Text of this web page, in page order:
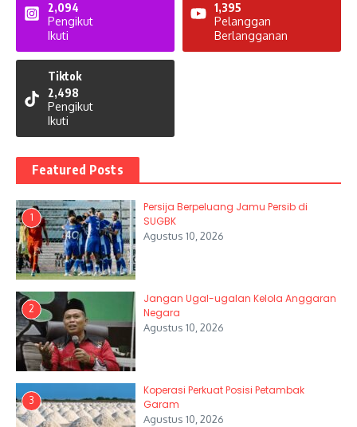
2,094
Pengikut
Ikuti
1,395
Pelanggan
Berlangganan
Tiktok
2,498
Pengikut
Ikuti
Featured Posts
1
Persija Berpeluang Jamu Persib di
SUGBK
Agustus 10, 2026
2
Jangan Ugal-ugalan Kelola Anggaran
Negara
Agustus 10, 2026
3
Koperasi Perkuat Posisi Petambak
Garam
Agustus 10, 2026